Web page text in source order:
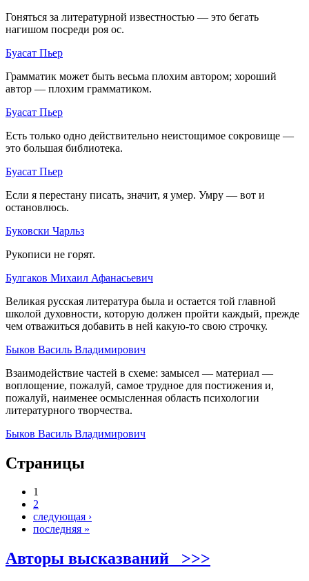
Гоняться за литературной известностью — это бегать
нагишом посреди роя ос.
Буасат Пьер
Грамматик может быть весьма плохим автором; хороший
автор — плохим грамматиком.
Буасат Пьер
Есть только одно действительно неистощимое сокровище —
это большая библиотека.
Буасат Пьер
Если я перестану писать, значит, я умер. Умру — вот и
остановлюсь.
Буковски Чарльз
Рукописи не горят.
Булгаков Михаил Афанасьевич
Великая русская литература была и остается той главной
школой духовности, которую должен пройти каждый, прежде
чем отважиться добавить в ней какую-то свою строчку.
Быков Василь Владимирович
Взаимодействие частей в схеме: замысел — материал —
воплощение, пожалуй, самое трудное для постижения и,
пожалуй, наименее осмысленная область психологии
литературного творчества.
Быков Василь Владимирович
Страницы
1
2
следующая ›
последняя »
Авторы высказваний >>>